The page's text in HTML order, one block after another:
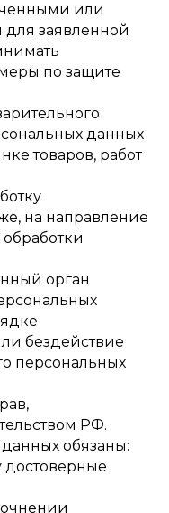
или
заявленной
по защите
данных
товаров, работ
на направление
орган
бездействие
персональных
РФ.
обязаны:
достоверные